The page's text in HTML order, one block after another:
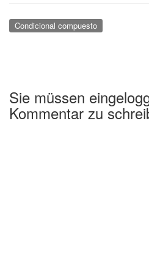
Condicional compuesto
Sie müssen
Kommentar zu